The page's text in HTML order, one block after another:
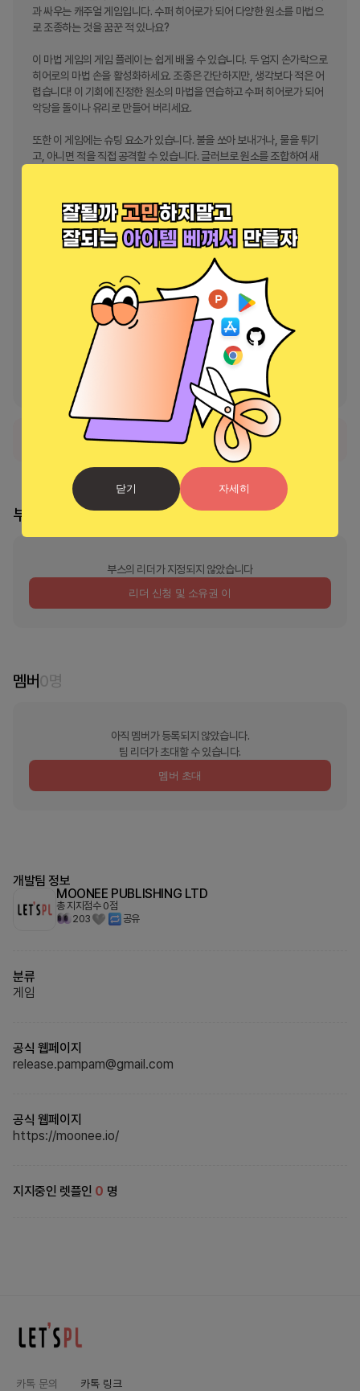
닫기 자세히
과 싸우는 캐주얼 게임입니다. 수퍼 히어로가 되어 다양한 원소를 마법으
로 조종하는 것을 꿈꾼 적 있나요?
이 마법 게임의 게임 플레이는 쉽게 배울 수 있습니다. 두 엄지 손가락으로
히어로의 마법 손을 활성화하세요. 조종은 간단하지만, 생각보다 적은 어
렵습니다! 이 기회에 진정한 원소의 마법을 연습하고 수퍼 히어로가 되어
악당을 돌이나 유리로 만들어 버리세요.
또한 이 게임에는 슈팅 요소가 있습니다. 불을 쏘아 보내거나, 물을 튀기
고, 아니면 적을 직접 공격할 수 있습니다. 글러브로 원소를 조합하여 새
이 마법 게임의 장점은 다음과 같습니다.
하여 선택한 원소에 대한 랜덤 글러브를 해제하세요.
요. 야자수 사이에서 마법을 연습하면 어떨까요?
능력 중에서 큰 결정을 내려야 합니다. 적을 물리치기 위한 가장 효과적인
조합은 무엇일까요?
엘리멘탈 글러브 – 매직 파워를 다운로드하고 초능력을 획득하세요. 마법
게임에서 가장 강력한 마법 손으로 수퍼 히어로가 되어보세요.
서비스가 현재 일시적으로 사용 불가능한 상태입니다.
부스 리더
부스의 리더가 지정되지 않았습니다
리더 신청 및 소유권 이
멤버0명
아직 멤버가 등록되지 않았습니다.
팀 리더가 초대할 수 있습니다.
멤버 초대
개발팀 정보
MOONEE PUBLISHING LTD
총 지지점수 0점
203
공유
분류
게임
공식 웹페이지
release.pampam@gmail.com
공식 웹페이지
https://moonee.io/
지지중인 렛플인 0 명
카톡 문의
카톡 링크